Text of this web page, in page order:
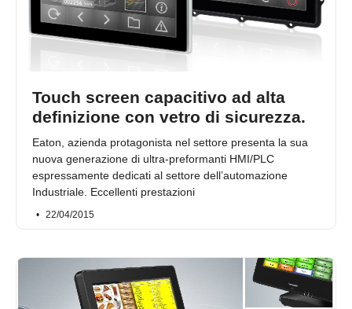
Touch screen capacitivo ad alta
definizione con vetro di sicurezza.
Eaton, azienda protagonista nel settore presenta la sua
nuova generazione di ultra-preformanti HMI/PLC
espressamente dedicati al settore dell’automazione
Industriale. Eccellenti prestazioni
22/04/2015